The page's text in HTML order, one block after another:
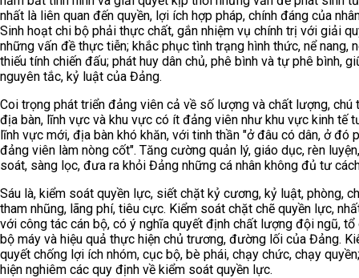
nhất là liên quan đến quyền, lợi ích hợp pháp, chính đáng của
Sinh hoạt chi bộ phải thực chất, gắn nhiệm vụ chính trị với giải
những vấn đề thực tiễn; khắc phục tình trạng hình thức, nể nang,
thiếu tính chiến đấu; phát huy dân chủ, phê bình và tự phê bình,
nguyên tắc, kỷ luật của Đảng.
Coi trọng phát triển đảng viên cả về số lượng và chất lượng, chú
địa bàn, lĩnh vực và khu vực có ít đảng viên như khu vực kinh tế
lĩnh vực mới, địa bàn khó khăn, với tinh thần "ở đâu có dân, ở đó
đảng viên làm nòng cốt". Tăng cường quản lý, giáo dục, rèn
soát, sàng lọc, đưa ra khỏi Đảng những cá nhân không đủ tư
Sáu là, kiểm soát quyền lực, siết chặt kỷ cương, kỷ luật, phòng,
tham nhũng, lãng phí, tiêu cực. Kiểm soát chặt chẽ quyền lực,
với công tác cán bộ, có ý nghĩa quyết định chất lượng đội ngũ, tổ
bộ máy và hiệu quả thực hiện chủ trương, đường lối của Đảng.
quyết chống lợi ích nhóm, cục bộ, bè phái, chạy chức, chạy
hiện nghiêm các quy định về kiểm soát quyền lực.